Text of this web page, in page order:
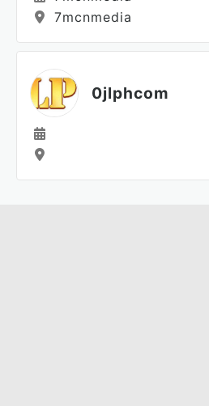
7mcnmedia
0jlphcom